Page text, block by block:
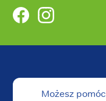
FacebookInstagram
Możesz pomóc